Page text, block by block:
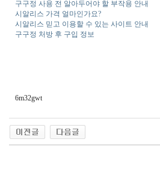
구구정 사용 전 알아두어야 할 부작용 안내
시알리스 가격 얼마인가요?
시알리스 믿고 이용할 수 있는 사이트 안내
구구정 처방 후 구입 정보
6m32gwt